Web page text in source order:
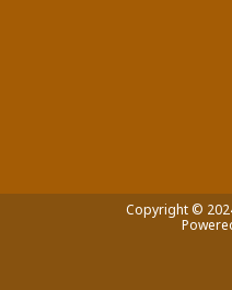
Copyright ©